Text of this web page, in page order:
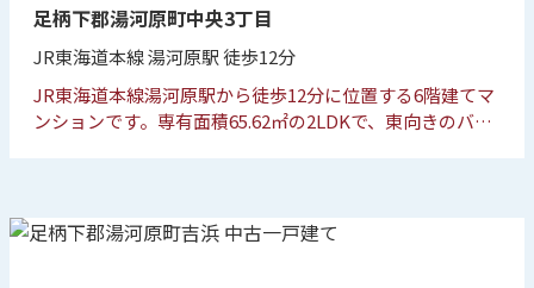
足柄下郡湯河原町中央3丁目
JR東海道本線 湯河原駅 徒歩12分
JR東海道本線湯河原駅から徒歩12分に位置する6階建てマ
ンションです。専有面積65.62㎡の2LDKで、東向きのバル